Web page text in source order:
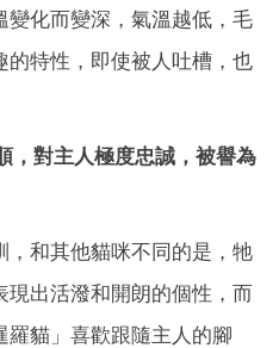
變化而變深，氣溫越低，毛
特性，即使被人吐槽，也
，對主人極度忠誠，被譽為
，和其他貓咪不同的是，牠
出活潑和開朗的個性，而
貓」喜歡跟隨主人的腳